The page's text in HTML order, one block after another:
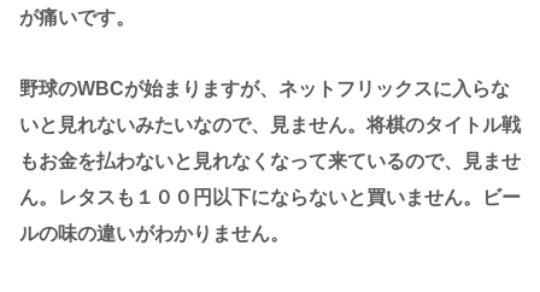
が痛いです。
野球のWBCが始まりますが、ネットフリックスに入らな
いと見れないみたいなので、見ません。将棋のタイトル戦
もお金を払わないと見れなくなって来ているので、見ませ
ん。レタスも１００円以下にならないと買いません。ビー
ルの味の違いがわかりません。